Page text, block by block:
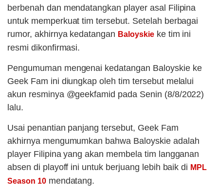
berbenah dan mendatangkan player asal Filipina
untuk memperkuat tim tersebut. Setelah berbagai
rumor, akhirnya kedatangan Baloyskieke tim ini
resmi dikonfirmasi.
Pengumuman mengenai kedatangan Baloyskie ke
Geek Fam ini diungkap oleh tim tersebut melalui
akun resminya @geekfamid pada Senin (8/8/2022)
lalu.
Usai penantian panjang tersebut, Geek Fam
akhirnya mengumumkan bahwa Baloyskie adalah
player Filipina yang akan membela tim langganan
absen di playoff ini untuk berjuang lebih baik di MPL
Season 10mendatang.